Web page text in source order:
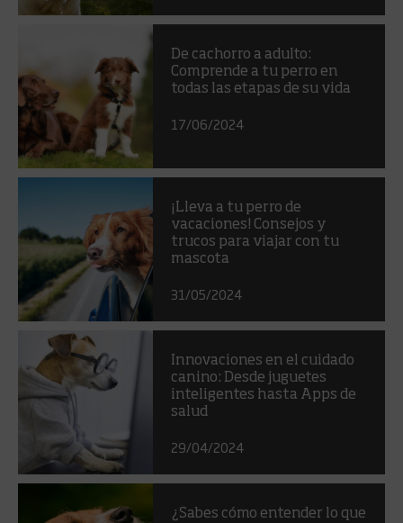
De cachorro a adulto:
Comprende a tu perro en
todas las etapas de su vida
17/06/2024
¡Lleva a tu perro de
vacaciones! Consejos y
trucos para viajar con tu
mascota
31/05/2024
Innovaciones en el cuidado
canino: Desde juguetes
inteligentes hasta Apps de
salud
29/04/2024
¿Sabes cómo entender lo que